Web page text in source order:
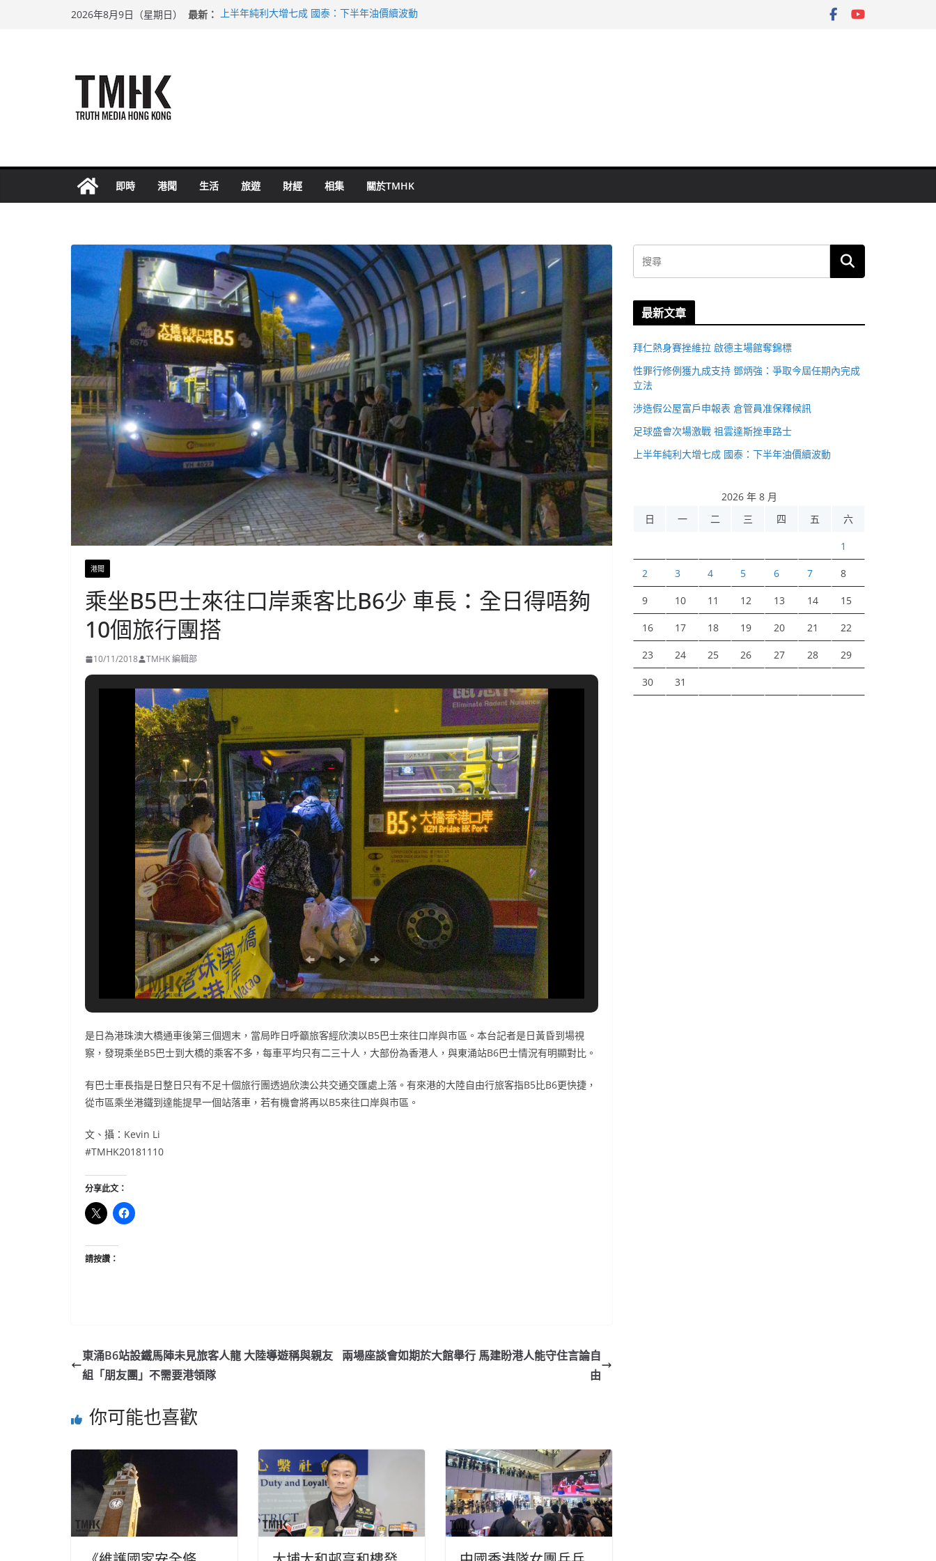
2026年8月9日（星期日） 最新： 上半年純利大增七成 國泰：下半年油價續波動
即時 港聞 生活 旅遊 財經 相集 關於TMHK
港聞
乘坐B5巴士來往口岸乘客比B6少 車長：全日得唔夠
10個旅行團搭
10/11/2018 TMHK 編輯部
是日為港珠澳大橋通車後第三個週末，當局昨日呼籲旅客經欣澳以B5巴士來往口岸與市區。本台記者是日黃昏到場視
察，發現乘坐B5巴士到大橋的乘客不多，每車平均只有二三十人，大部份為香港人，與東涌站B6巴士情況有明顯對比。
有巴士車長指是日整日只有不足十個旅行團透過欣澳公共交通交匯處上落。有來港的大陸自由行旅客指B5比B6更快捷，
從市區乘坐港鐵到達能提早一個站落車，若有機會將再以B5來往口岸與市區。
文、攝：Kevin Li
#TMHK20181110
分享此文：
請按讚：
東涌B6站設鐵馬陣未見旅客人龍 大陸導遊稱與親友
組「朋友團」不需要港領隊
兩場座談會如期於大館舉行 馬建盼港人能守住言論自
由
你可能也喜歡
最新文章
拜仁熱身賽挫維拉 啟德主場館奪錦標
性罪行修例獲九成支持 鄧炳強：爭取今屆任期內完成
立法
涉造假公屋富戶申報表 倉管員准保釋候訊
足球盛會次場激戰 祖雲達斯挫車路士
上半年純利大增七成 國泰：下半年油價續波動
2026 年 8 月
日
一 二 三 四 五 六
1
2 3 4 5 6 7 8
9 10 11 12 13 14 15
16 17 18 19 20 21 22
23 24 25 26 27 28 29
30 31